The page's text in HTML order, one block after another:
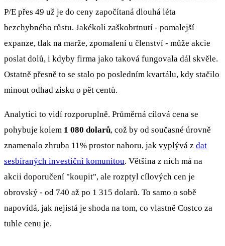
P/E přes 49 už je do ceny započítaná dlouhá léta
bezchybného růstu. Jakékoli zaškobrtnutí - pomalejší
expanze, tlak na marže, zpomalení u členství - může akcie
poslat dolů, i kdyby firma jako taková fungovala dál skvěle.
Ostatně přesně to se stalo po posledním kvartálu, kdy stačilo
minout odhad zisku o pět centů.
Analytici to vidí rozporuplně. Průměrná cílová cena se
pohybuje kolem 1 080 dolarů, což by od současné úrovně
znamenalo zhruba 11% prostor nahoru, jak vyplývá z dat
sesbíraných investiční komunitou. Většina z nich má na
akcii doporučení "koupit", ale rozptyl cílových cen je
obrovský - od 740 až po 1 315 dolarů. To samo o sobě
napovídá, jak nejistá je shoda na tom, co vlastně Costco za
tuhle cenu je.